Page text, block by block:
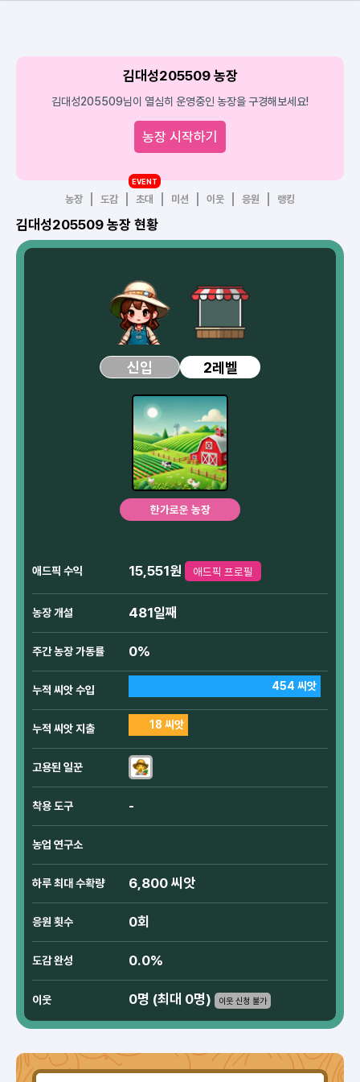
김대성205509 농장
김대성205509님이 열심히 운영중인 농장을 구경해보세요!
농장 시작하기
농장 도감 초대
EVENT
미션 이웃 응원 랭킹
김대성205509 농장 현황
신입 2레벨
한가로운 농장
애드픽 수익 15,551원 애드픽 프로필
농장 개설 481일째
주간 농장 가동률 0%
누적 씨앗 수입 454 씨앗
누적 씨앗 지출 18 씨앗
고용된 일꾼
착용 도구 -
농업 연구소
하루 최대 수확량 6,800 씨앗
응원 횟수 0회
도감 완성 0.0%
이웃 0명 (최대 0명) 이웃 신청 불가